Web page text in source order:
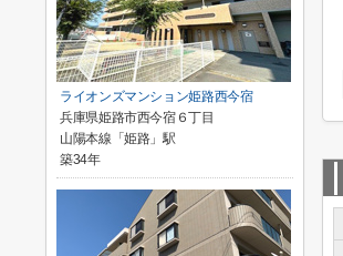
ライオンズマンション姫路西今宿
兵庫県姫路市西今宿６丁目
山陽本線「姫路」駅
築34年